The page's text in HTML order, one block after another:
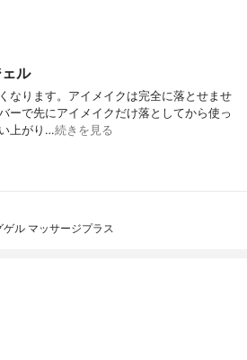
ル
なります。アイメイクは完全に落とせませ
ーで先にアイメイクだけ落としてから使っ
上がり…続きを見る
ル マッサージプラス